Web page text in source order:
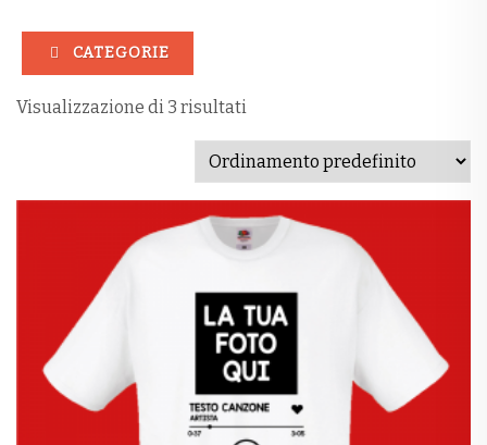
CATEGORIE
Visualizzazione di 3 risultati